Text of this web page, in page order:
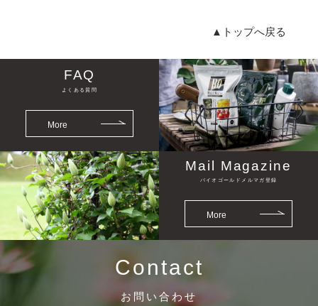
▲トップへ戻る
FAQ
よくある質問
More
Mail Magazine
バイオゴールドメルマガ登録
More
Contact
お問い合わせ